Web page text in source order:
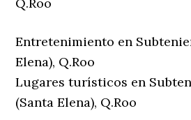
Q.Roo
Entretenimiento en
Elena), Q.Roo
Lugares turísticos en
(Santa Elena), Q.Roo